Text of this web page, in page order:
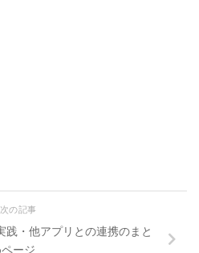
次の記事
践・他アプリとの連携のまと
ージ